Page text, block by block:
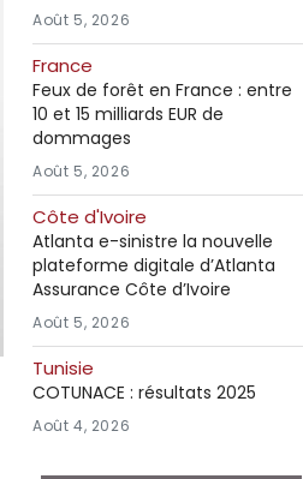
Août 5, 2026
France
Feux de forêt en France : entre
10 et 15 milliards EUR de
dommages
Août 5, 2026
Côte d'Ivoire
Atlanta e-sinistre la nouvelle
plateforme digitale d’Atlanta
Assurance Côte d’Ivoire
Août 5, 2026
Tunisie
COTUNACE : résultats 2025
Août 4, 2026